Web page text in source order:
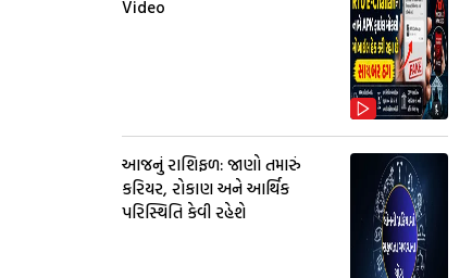
Video
આજનું રાશિફળ: જાણો તમારું
કરિયર, રોકાણ અને આર્થિક
પરિસ્થિતિ કેવી રહેશે